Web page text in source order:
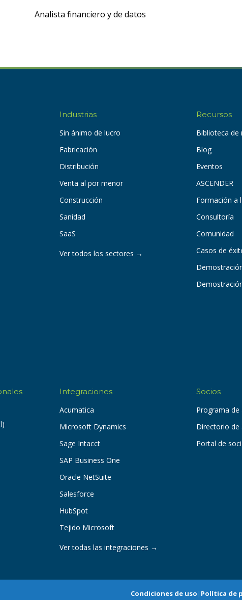
Analista financiero y de datos
Industrias
Sin ánimo de lucro
Fabricación
Distribución
Venta al por menor
Construcción
Sanidad
SaaS
Ver todos los sectores →
Recursos
Biblioteca de
Blog
Eventos
ASCENDER
Formación a
Consultoría
Comunidad
Casos de
Integraciones
Acumatica
Microsoft Dynamics
Sage Intacct
SAP Business One
Oracle NetSuite
Salesforce
HubSpot
Tejido Microsoft
Ver todas las integraciones →
Socios
Programa de
Directorio de
Portal de
Condiciones de uso | Política de